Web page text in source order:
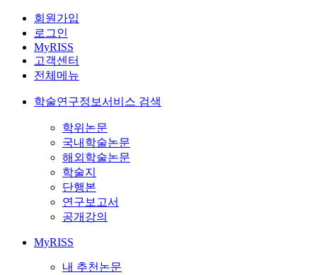
회원가입
로그인
MyRISS
고객센터
전체메뉴
학술연구정보서비스 검색
학위논문
국내학술논문
해외학술논문
학술지
단행본
연구보고서
공개강의
MyRISS
내 추천논문